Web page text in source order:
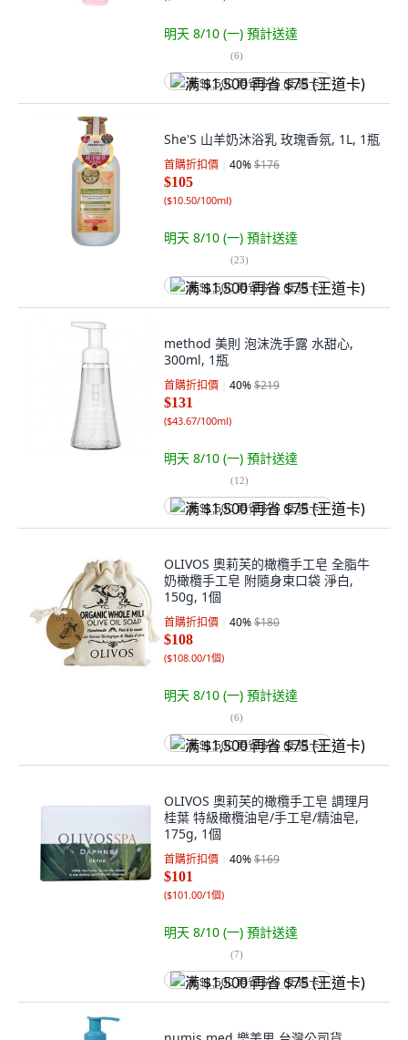
明天 8/10 (一) 預計送達
(6)
满 $1,500 再省 $75 (王道卡)
She'S 山羊奶沐浴乳 玫瑰香氛, 1L, 1瓶
首購折扣價 40%$176
$105
($10.50/100ml)
明天 8/10 (一) 預計送達
(23)
满 $1,500 再省 $75 (王道卡)
method 美則 泡沫洗手露 水甜心,
300ml, 1瓶
首購折扣價 40%$219
$131
($43.67/100ml)
明天 8/10 (一) 預計送達
(12)
满 $1,500 再省 $75 (王道卡)
OLIVOS 奧莉芙的橄欖手工皂 全脂牛
奶橄欖手工皂 附隨身束口袋 淨白,
150g, 1個
首購折扣價 40%$180
$108
($108.00/1個)
明天 8/10 (一) 預計送達
(6)
满 $1,500 再省 $75 (王道卡)
OLIVOS 奧莉芙的橄欖手工皂 調理月
桂葉 特級橄欖油皂/手工皂/精油皂,
175g, 1個
首購折扣價 40%$169
$101
($101.00/1個)
明天 8/10 (一) 預計送達
(7)
满 $1,500 再省 $75 (王道卡)